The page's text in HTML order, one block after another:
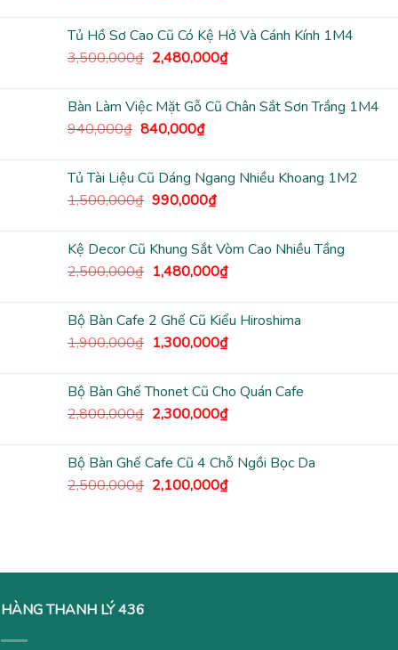
3,500,000₫.là:
2,480,000₫.
Tủ Hồ Sơ Cao Cũ Có Kệ Hở Và Cánh Kính 1M4
3,500,000₫ Giá
3,500,000₫.
2,480,000₫Giá
là:
Bàn Làm Việc Mặt Gỗ Cũ Chân Sắt Sơn Trắng 1M4
940,000₫ Giá
940,000₫.
840,000₫Giá
là:
840,000₫.
Tủ Tài Liệu Cũ Dáng Ngang Nhiều Khoang 1M2
1,500,000₫ Giá
1,500,000₫.
990,000₫Giá
là:
990,000₫.
Kệ Decor Cũ Khung Sắt Vòm Cao Nhiều Tầng
2,500,000₫ Giá
2,500,000₫.
1,480,000₫Giá
là:
1,480,000₫.
Bộ Bàn Cafe 2 Ghế Cũ Kiểu Hiroshima
1,900,000₫ Giá
1,900,000₫.
1,300,000₫Giá
là:
1,300,000₫.
Bộ Bàn Ghế Thonet Cũ Cho Quán Cafe
2,800,000₫ Giá
2,800,000₫.
2,300,000₫Giá
là:
2,300,000₫.
Bộ Bàn Ghế Cafe Cũ 4 Chỗ Ngồi Bọc Da
2,500,000₫ Giá
2,100,000₫Giá
HÀNG THANH LÝ 436